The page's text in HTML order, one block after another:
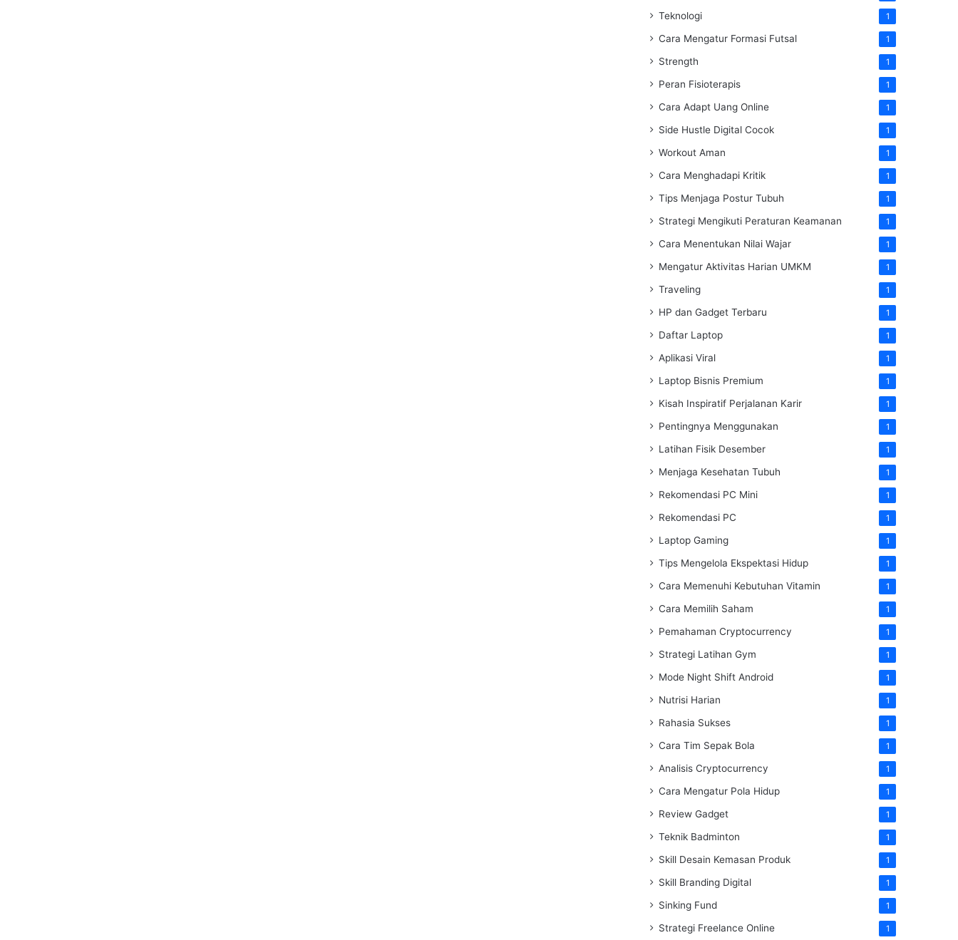
Teknologi 1
Cara Mengatur Formasi Futsal 1
Strength 1
Peran Fisioterapis 1
Cara Adapt Uang Online 1
Side Hustle Digital Cocok 1
Workout Aman 1
Cara Menghadapi Kritik 1
Tips Menjaga Postur Tubuh 1
Strategi Mengikuti Peraturan Keamanan 1
Cara Menentukan Nilai Wajar 1
Mengatur Aktivitas Harian UMKM 1
Traveling 1
HP dan Gadget Terbaru 1
Daftar Laptop 1
Aplikasi Viral 1
Laptop Bisnis Premium 1
Kisah Inspiratif Perjalanan Karir 1
Pentingnya Menggunakan 1
Latihan Fisik Desember 1
Menjaga Kesehatan Tubuh 1
Rekomendasi PC Mini 1
Rekomendasi PC 1
Laptop Gaming 1
Tips Mengelola Ekspektasi Hidup 1
Cara Memenuhi Kebutuhan Vitamin 1
Cara Memilih Saham 1
Pemahaman Cryptocurrency 1
Strategi Latihan Gym 1
Mode Night Shift Android 1
Nutrisi Harian 1
Rahasia Sukses 1
Cara Tim Sepak Bola 1
Analisis Cryptocurrency 1
Cara Mengatur Pola Hidup 1
Review Gadget 1
Teknik Badminton 1
Skill Desain Kemasan Produk 1
Skill Branding Digital 1
Sinking Fund 1
Strategi Freelance Online 1